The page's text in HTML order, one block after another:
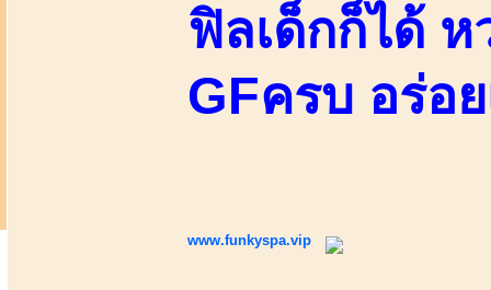
ฟิลเด็กก็ได้
GFครบ อร่อ
www.funkyspa.vip